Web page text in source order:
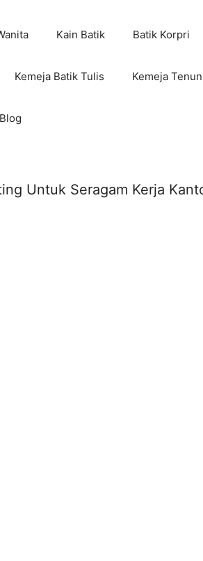
Kain Batik Batik Korpri
Kemeja Batik Tulis Kemeja Tenun
Blog
Untuk Seragam Kerja